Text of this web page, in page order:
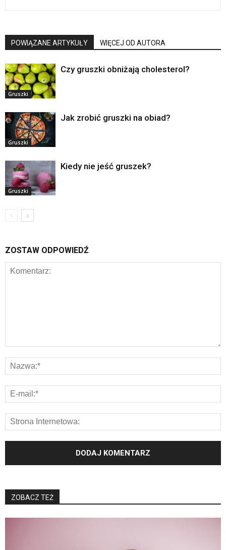
POWIĄZANE ARTYKUŁY WIĘCEJ OD AUTORA
Gruszki
Czy gruszki obniżają cholesterol?
Gruszki
Jak zrobić gruszki na obiad?
Gruszki
Kiedy nie jeść gruszek?
ZOSTAW ODPOWIEDŹ
ZOBACZ TEŻ